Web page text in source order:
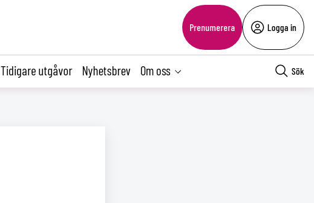
Prenumerera Logga in
Tidigare utgåvor Nyhetsbrev Om oss Sök